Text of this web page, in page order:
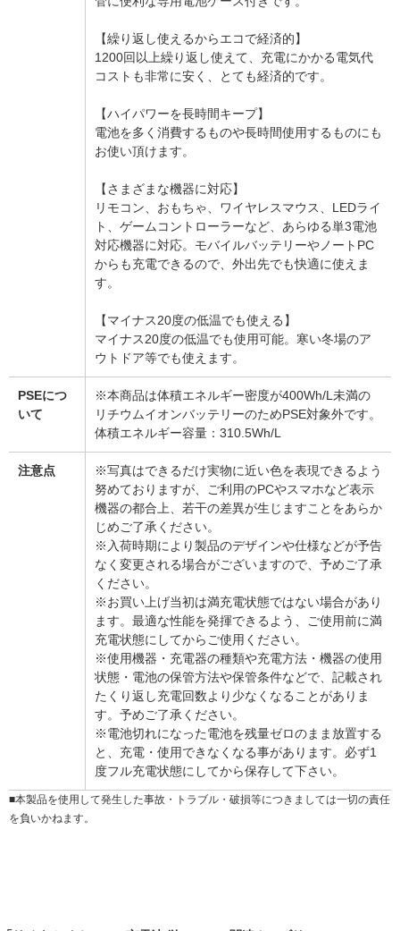
【繰り返し使えるからエコで経済的】
1200回以上繰り返し使えて、充電にかかる電気代
コストも非常に安く、とても経済的です。
【ハイパワーを長時間キープ】
電池を多く消費するものや長時間使用するものにも
お使い頂けます。
【さまざまな機器に対応】
リモコン、おもちゃ、ワイヤレスマウス、LEDライ
ト、ゲームコントローラーなど、あらゆる単3電池
対応機器に対応。モバイルバッテリーやノートPC
からも充電できるので、外出先でも快適に使えま
す。
【マイナス20度の低温でも使える】
マイナス20度の低温でも使用可能。寒い冬場のア
ウトドア等でも使えます。
PSEにつ
いて
※本商品は体積エネルギー密度が400Wh/L未満の
リチウムイオンバッテリーのためPSE対象外です。
体積エネルギー容量：310.5Wh/L
注意点
※写真はできるだけ実物に近い色を表現できるよう
努めておりますが、ご利用のPCやスマホなど表示
機器の都合上、若干の差異が生じますことをあらか
じめご了承ください。
※入荷時期により製品のデザインや仕様などが予告
なく変更される場合がございますので、予めご了承
ください。
※お買い上げ当初は満充電状態ではない場合があり
ます。最適な性能を発揮できるよう、ご使用前に満
充電状態にしてからご使用ください。
※使用機器・充電器の種類や充電方法・機器の使用
状態・電池の保管方法や保管条件などで、記載され
たくり返し充電回数より少なくなることがありま
す。予めご了承ください。
※電池切れになった電池を残量ゼロのまま放置する
と、充電・使用できなくなる事があります。必ず1
度フル充電状態にしてから保存して下さい。
■本製品を使用して発生した事故・トラブル・破損等につきましては一切の責任
を負いかねます。